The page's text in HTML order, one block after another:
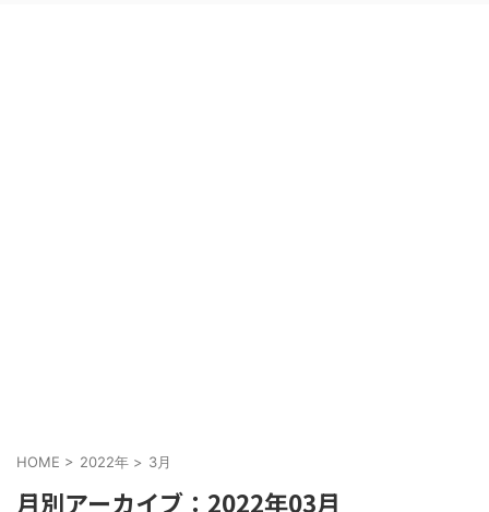
HOME > 2022年 > 3月
月別アーカイブ：2022年03月